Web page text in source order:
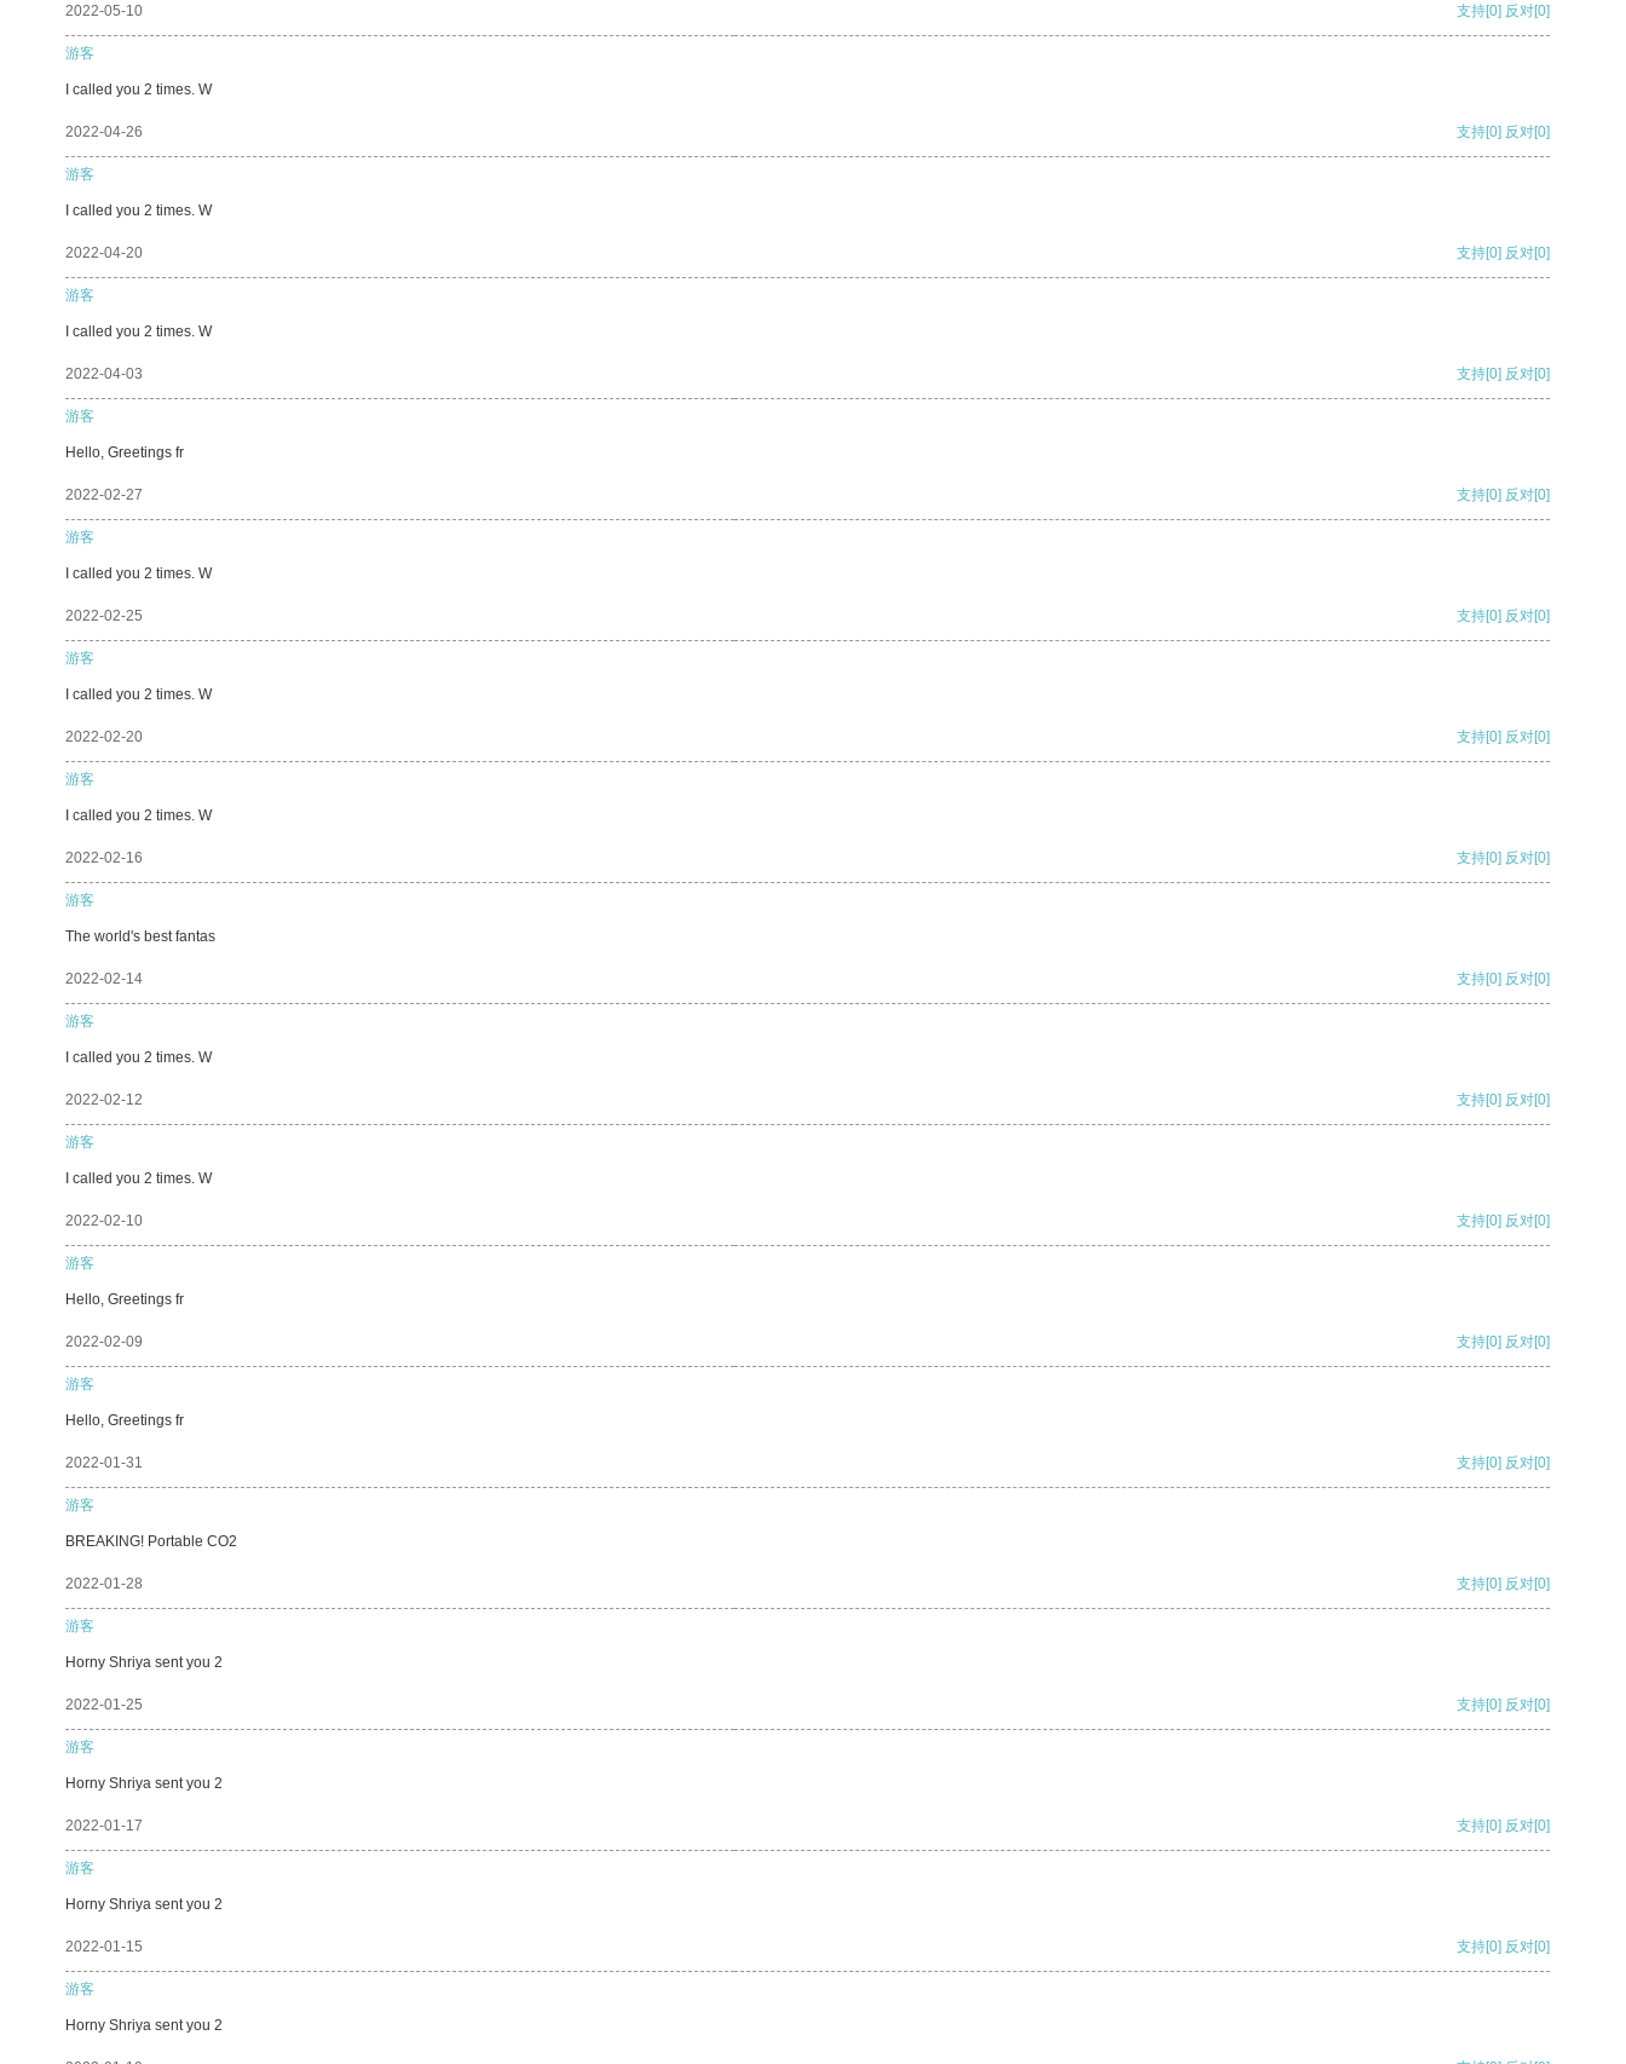
2022-05-10 支持[0] 反对[0]
游客
I called you 2 times. W
2022-04-26 支持[0] 反对[0]
游客
I called you 2 times. W
2022-04-20 支持[0] 反对[0]
游客
I called you 2 times. W
2022-04-03 支持[0] 反对[0]
游客
Hello, Greetings fr
2022-02-27 支持[0] 反对[0]
游客
I called you 2 times. W
2022-02-25 支持[0] 反对[0]
游客
I called you 2 times. W
2022-02-20 支持[0] 反对[0]
游客
I called you 2 times. W
2022-02-16 支持[0] 反对[0]
游客
The world's best fantas
2022-02-14 支持[0] 反对[0]
游客
I called you 2 times. W
2022-02-12 支持[0] 反对[0]
游客
I called you 2 times. W
2022-02-10 支持[0] 反对[0]
游客
Hello, Greetings fr
2022-02-09 支持[0] 反对[0]
游客
Hello, Greetings fr
2022-01-31 支持[0] 反对[0]
游客
BREAKING! Portable CO2
2022-01-28 支持[0] 反对[0]
游客
Horny Shriya sent you 2
2022-01-25 支持[0] 反对[0]
游客
Horny Shriya sent you 2
2022-01-17 支持[0] 反对[0]
游客
Horny Shriya sent you 2
2022-01-15 支持[0] 反对[0]
游客
Horny Shriya sent you 2